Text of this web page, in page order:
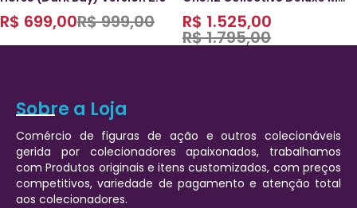
R$999,00
R$ 699,00
Freeze
R$1.795,00
R$ 1.525,00
Sobre a Loja
Comércio de figuras de ação e outros colecionáveis
gerida por colecionadores apaixonados, trabalhamos
com Produtos originais e itens customizados, com preços
competitivos, variedade de pagamento e atenção total
aos colecionadores.